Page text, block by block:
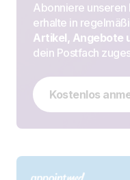
Abonniere
erhalte in
Artikel, Angebote
dein Postfach
Kostenlos